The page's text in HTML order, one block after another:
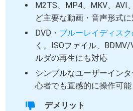
M2TS、MP4、MKV、AVI
ど主要な動画・音声形式
DVD・ ブルーレイディス
く、ISOファイル、BDMV/
ルダの再生にも対応
シンプルなユーザーイン
心者でも直感的に操作可能
デメリット